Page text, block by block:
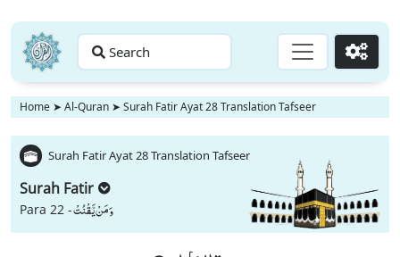
Search Go
Home ➤ Al-Quran ➤ Surah Fatir Ayat 28 Translation Tafseer
Surah Fatir Ayat 28 Translation Tafseer
Surah Fatir
Para 22 -وَ مَنْ یَّقْنُتْ